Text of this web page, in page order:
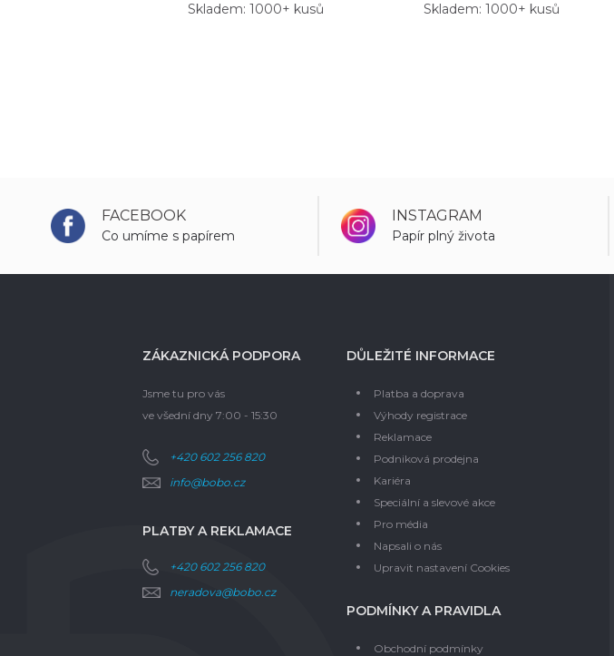
Skladem: 1000+ kusů Skladem: 1000+ kusů
FACEBOOK
Co umíme s papírem
INSTAGRAM
Papír plný života
ZÁKAZNICKÁ PODPORA
Jsme tu pro vás
ve všední dny 7:00 - 15:30
+420 602 256 820
info@bobo.cz
PLATBY A REKLAMACE
+420 602 256 820
neradova@bobo.cz
DŮLEŽITÉ INFORMACE
Platba a doprava
Výhody registrace
Reklamace
Podniková prodejna
Kariéra
Speciální a slevové akce
Pro média
Napsali o nás
Upravit nastavení Cookies
PODMÍNKY A PRAVIDLA
Obchodní podmínky